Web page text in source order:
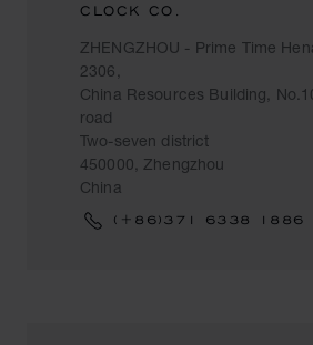
CLOCK CO.
ZHENGZHOU - Prime Time
2306,
China Resources Building,
road
Two-seven district
450000, Zhengzhou
China
(+86)371 6338 1886